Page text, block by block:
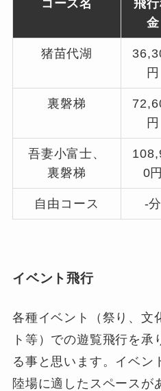
コース名
飛
金
猪苗代湖
円
裏磐梯
円
吾妻小富士、
裏磐梯
0円
自由コース -分
イベント飛行
各種イベント（祭り、文
ト等）での遊覧飛行を承
る事と思います。イベン
陸場に適したスペースが